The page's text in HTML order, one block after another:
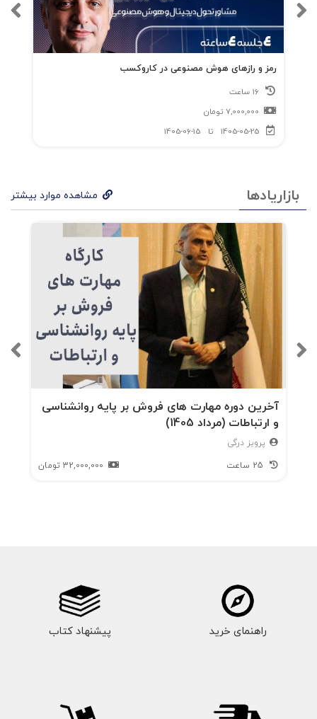
رمز و رازهای هوش مصنوعی در کاروکسب
7,000,000 تومان
1405-05-25
تا 1405-06-15
بازاریادها مشاهده موارد بیشتر
آخرین دوره مهارت های فروش بر پایه روانشناسی
و ارتباطات (مرداد 1405)
پرویز درگی
32,000,000 تومان
راهنمای خرید پیشنهاد کتاب